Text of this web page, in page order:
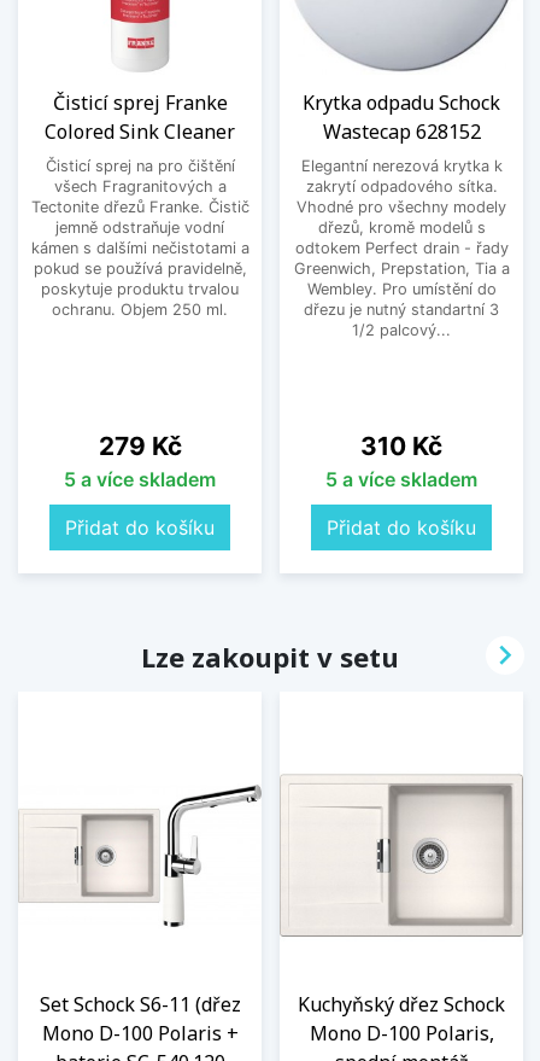
Čisticí sprej Franke
Colored Sink Cleaner
Čisticí sprej na pro čištění
všech Fragranitových a
Tectonite dřezů Franke. Čistič
jemně odstraňuje vodní
kámen s dalšími nečistotami a
pokud se používá pravidelně,
poskytuje produktu trvalou
ochranu. Objem 250 ml.
Cena
279 Kč
5 a více skladem
Přidat do košíku
Krytka odpadu Schock
Wastecap 628152
Elegantní nerezová krytka k
zakrytí odpadového sítka.
Vhodné pro všechny modely
dřezů, kromě modelů s
odtokem Perfect drain - řady
Greenwich, Prepstation, Tia a
Wembley. Pro umístění do
dřezu je nutný standartní 3
1/2 palcový...
Cena
310 Kč
5 a více skladem
Přidat do košíku
Lze zakoupit v setu
Set Schock S6-11 (dřez
Mono D-100 Polaris +
Kuchyňský dřez Schock
Mono D-100 Polaris,
